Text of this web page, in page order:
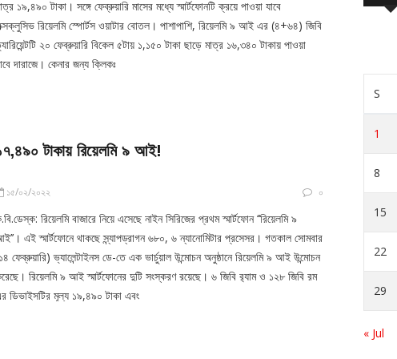
১৯,৪৯০ টাকা। সঙ্গে ফেব্রুয়ারি মাসের মধ্যে স্মার্টফোনটি ক্রয়ে পাওয়া যাবে
রিয়েলমি স্পোর্টস ওয়াটার বোতল। পাশাপাশি, রিয়েলমি ৯ আই এর (৪+৬৪) জিবি
২০ ফেব্রুয়ারি বিকেল ৫টায় ১,১৫০ টাকা ছাড়ে মাত্র ১৬,৩৪০ টাকায় পাওয়া
দারাজে। কেনার জন্য ক্লিকঃ
টাকায় রিয়েলমি ৯ আই!
১৫/০২/২০২২ ০
রিয়েলমি বাজারে নিয়ে এসেছে নাইন সিরিজের প্রথম স্মার্টফোন ‘‘রিয়েলমি ৯
এই স্মার্টফোনে থাকছে স্ন্যাপড্রাগন ৬৮০, ৬ ন্যানোমিটার প্রসেসর। গতকাল সোমবার
ফেব্রুয়ারি) ভ্যালেন্টাইনস ডে-তে এক ভার্চুয়াল উন্মোচন অনুষ্ঠানে রিয়েলমি ৯ আই উন্মোচন
রিয়েলমি ৯ আই স্মার্টফোনের দুটি সংস্করণ রয়েছে। ৬ জিবি র‌্যাম ও ১২৮ জিবি রম
ডিভাইসটির মূল্য ১৯,৪৯০ টাকা এবং
S
1
8
15
22
29
« Jul